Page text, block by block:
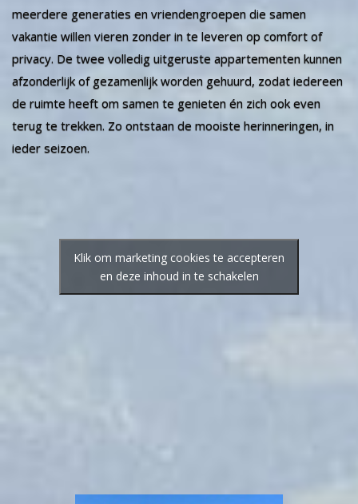
meerdere generaties en vriendengroepen die samen
vakantie willen vieren zonder in te leveren op comfort of
privacy. De twee volledig uitgeruste appartementen kunnen
afzonderlijk of gezamenlijk worden gehuurd, zodat iedereen
de ruimte heeft om samen te genieten én zich ook even
terug te trekken. Zo ontstaan de mooiste herinneringen, in
ieder seizoen.
Klik om marketing cookies te accepteren
en deze inhoud in te schakelen